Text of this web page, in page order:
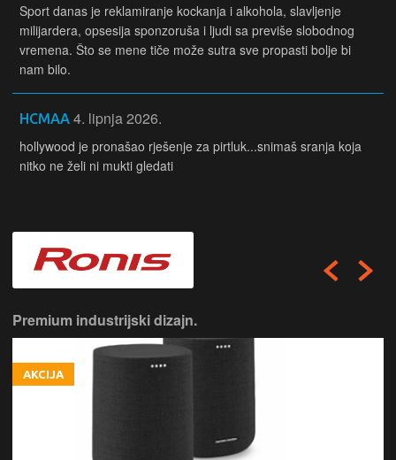
Sport danas je reklamiranje kockanja i alkohola, slavljenje
milijardera, opsesija sponzoruša i ljudi sa previše slobodnog
vremena. Što se mene tiče može sutra sve propasti bolje bi
nam bilo.
HCMAA 4. lipnja 2026.
hollywood je pronašao rješenje za pirtluk...snimaš sranja koja
nitko ne želi ni mukti gledati
Premium industrijski dizajn.
AKCIJA